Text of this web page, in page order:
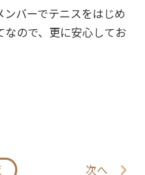
バーでテニスをはじめ
ので、更に安心してお
次へ